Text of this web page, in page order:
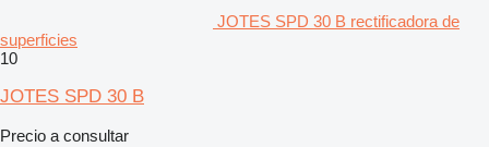
JOTES SPD 30 B rectificadora de
superficies
10
JOTES SPD 30 B
Precio a consultar